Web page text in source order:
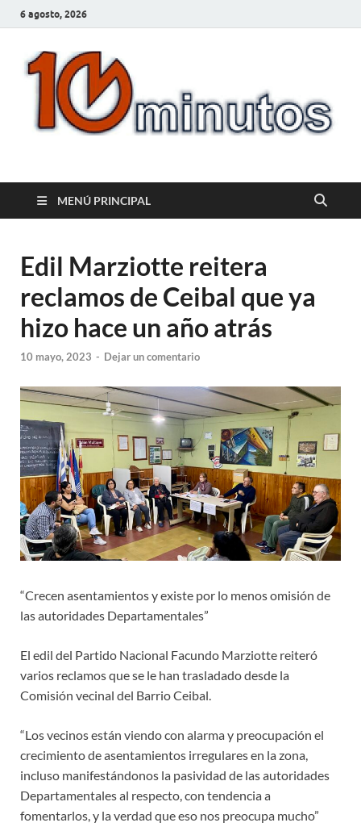
6 agosto, 2026
10minutos.com.uy
MENÚ PRINCIPAL
Edil Marziotte reitera
reclamos de Ceibal que ya
hizo hace un año atrás
10 mayo, 2023 - Dejar un comentario
“Crecen asentamientos y existe por lo menos omisión de
las autoridades Departamentales”
El edil del Partido Nacional Facundo Marziotte reiteró
varios reclamos que se le han trasladado desde la
Comisión vecinal del Barrio Ceibal.
“Los vecinos están viendo con alarma y preocupación el
crecimiento de asentamientos irregulares en la zona,
incluso manifestándonos la pasividad de las autoridades
Departamentales al respecto, con tendencia a
fomentarlos, y la verdad que eso nos preocupa mucho”